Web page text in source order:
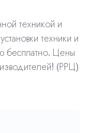
техникой и
техники и
бесплатно. Цены
(РРЦ)